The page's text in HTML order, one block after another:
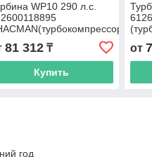
WP10 290 л.с.
81 312₸
Купить
от
год